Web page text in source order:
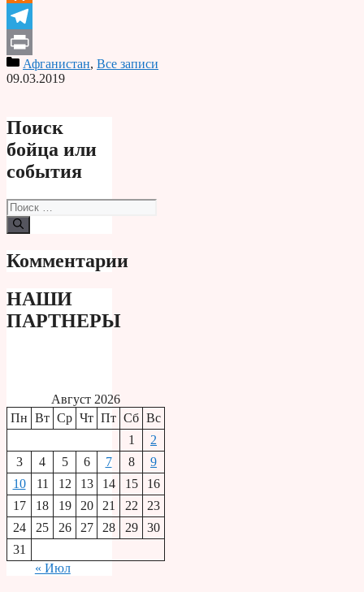
Odnoklassniki
Telegram
PrintАфганистан, Все записи
09.03.2019
Поиск
бойца или
события
Поиск:
Комментарии
НАШИ
ПАРТНЕРЫ
Август 2026
Пн Вт Ср Чт Пт Сб Вс
1
2
3
4 5 6 7 8
9
10
11 12 13 14 15
16
17
18 19 20 21 22
23
24
25 26 27 28 29
30
31
« Июл